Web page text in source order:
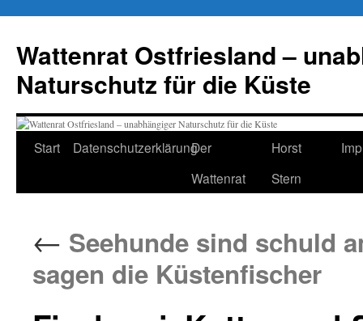
springen
Wattenrat Ostfriesland –
Naturschutz für die Küste
Start DatenschutzerklärungDer
Wattenrat
Horst
Stern
← Seehunde sind schuld
sagen die Küstenfischer